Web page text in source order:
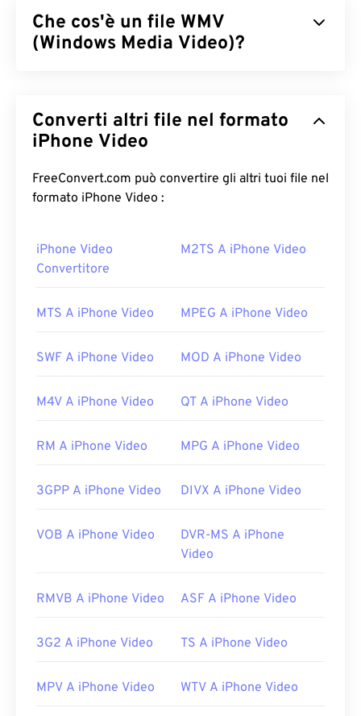
Che cos'è un file WMV
(Windows Media Video)?
dimensioni del file con un codec , creando un file
facile da gestire che mantiene inalterata la qualità
denominato Advanced Systems Format (ASF),
spesso incapsula i file WMV.
La maggior parte dei lettori multimediali può aprire
aprire un file WMV èMicrosoft Windows Media
WMV. VLC Media Player
è un'altra opzione
diverse piattaforme.
formati video. Tuttavia, tieni presente che il
riduzione della qualità dell'immagine. Se è
strumento gratuito e open source per convertire i
Versione iniziale:1999
https://en.wikipedia.org/wiki/
Converti altri file nel formato
iPhone Video
FreeConvert.com può convertire gli altri tuoi file nel
formato iPhone Video :
iPhone Video
Convertitore
M2TS A iPhone Video
MTS A iPhone Video MPEG A iPhone Video
SWF A iPhone Video MOD A iPhone Video
M4V A iPhone Video QT A iPhone Video
RM A iPhone Video MPG A iPhone Video
3GPP A iPhone Video DIVX A iPhone Video
VOB A iPhone Video
DVR-MS A iPhone
Video
RMVB A iPhone Video ASF A iPhone Video
3G2 A iPhone Video TS A iPhone Video
MPV A iPhone Video WTV A iPhone Video